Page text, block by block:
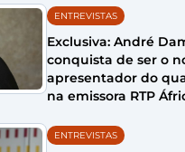
ENTREVISTAS
Exclusiva: André
conquista de ser o
apresentador do
na emissora RTP
ENTREVISTAS